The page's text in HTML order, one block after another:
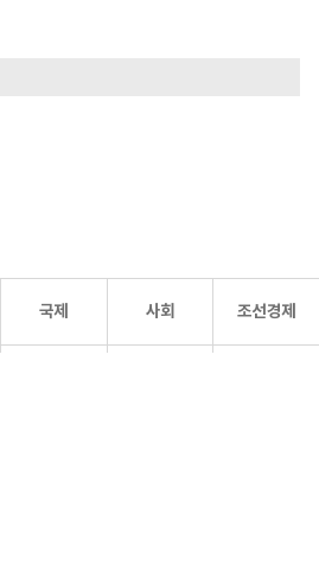
국제 사회 조선경제